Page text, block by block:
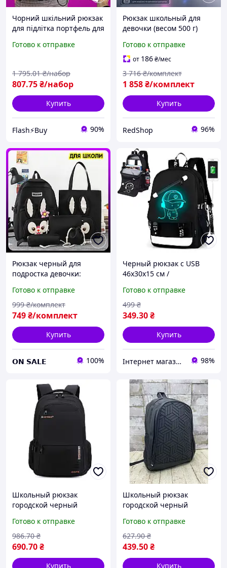
Чорний шкільний рюкзак
для підлітка портфель для
ортопедичною спинкою
ноутбука і книжок
Готово к отправке
807.75₴/набор
1 795.01 ₴/набор
Купить
Flash⚡Buy 90%
Рюкзак школьный для
девочки (весом 500 г)
пенал детские рюкзаки
для школьных
принадлежностей
Черный
Готово к отправке
от 186₴/мес
1 858₴/комплект
3 716 ₴/комплект
Купить
RedShop 96%
Рюкзак черный для
подростка девочки:
комплект школьный
портфель 5-11 класс
Готово к отправке
749₴/комплект
999 ₴/комплект
Купить
𝗢𝗡 𝗦𝗔𝗟𝗘 100%
Черный рюкзак с USB
46х30х15 см /
школьный портфель 5-11
класс / Городской рюкзак
для подростков
Готово к отправке
349.30₴
499 ₴
Купить
Інтернет магазин Sklad-032 98%
Школьный рюкзак
городской черный
универсальный ранец
для учебы и путешествий
Готово к отправке
690.70₴
986.70 ₴
Купить
Школьный рюкзак
городской черный
стильный рюкзак для
учебы и прогулок по
городу
Готово к отправке
439.50₴
627.90 ₴
Купить